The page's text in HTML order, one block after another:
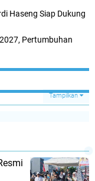
Haseng Siap Dukung
Pertumbuhan
Tampilkan